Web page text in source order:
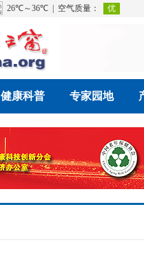
健康科普 专家园地